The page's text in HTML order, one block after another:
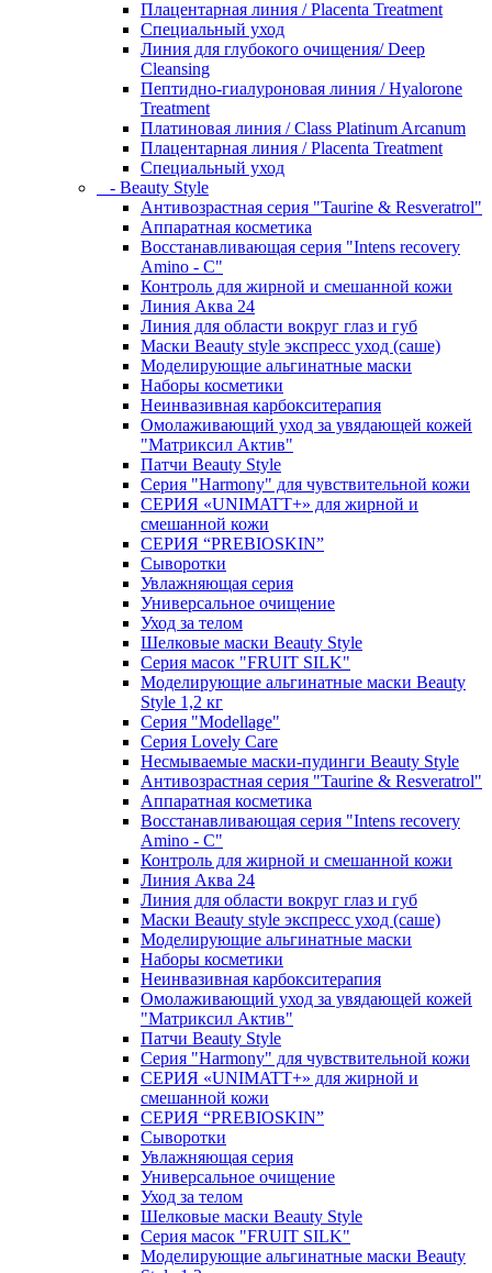
Плацентарная линия / Placenta Treatment
Специальный уход
Линия для глубокого очищения/ Deep
Cleansing
Пептидно-гиалуроновая линия / Hyalorone
Treatment
Платиновая линия / Class Platinum Arcanum
Плацентарная линия / Placenta Treatment
Специальный уход
- Beauty Style
Антивозрастная серия "Taurine & Resveratrol"
Аппаратная косметика
Восстанавливающая серия "Intens recovery
Amino - C"
Контроль для жирной и смешанной кожи
Линия Аква 24
Линия для области вокруг глаз и губ
Маски Beauty style экспресс уход (саше)
Моделирующие альгинатные маски
Наборы косметики
Неинвазивная карбокситерапия
Омолаживающий уход за увядающей кожей
"Матриксил Актив"
Патчи Beauty Style
Серия "Harmony" для чувствительной кожи
СЕРИЯ «UNIMATT+» для жирной и
смешанной кожи
СЕРИЯ “PREBIOSKIN”
Сыворотки
Увлажняющая серия
Универсальное очищение
Уход за телом
Шелковые маски Beauty Style
Серия масок "FRUIT SILK"
Моделирующие альгинатные маски Beauty
Style 1,2 кг
Серия "Modellage"
Cерия Lovely Care
Несмываемые маски-пудинги Beauty Style
Антивозрастная серия "Taurine & Resveratrol"
Аппаратная косметика
Восстанавливающая серия "Intens recovery
Amino - C"
Контроль для жирной и смешанной кожи
Линия Аква 24
Линия для области вокруг глаз и губ
Маски Beauty style экспресс уход (саше)
Моделирующие альгинатные маски
Наборы косметики
Неинвазивная карбокситерапия
Омолаживающий уход за увядающей кожей
"Матриксил Актив"
Патчи Beauty Style
Серия "Harmony" для чувствительной кожи
СЕРИЯ «UNIMATT+» для жирной и
смешанной кожи
СЕРИЯ “PREBIOSKIN”
Сыворотки
Увлажняющая серия
Универсальное очищение
Уход за телом
Шелковые маски Beauty Style
Серия масок "FRUIT SILK"
Моделирующие альгинатные маски Beauty